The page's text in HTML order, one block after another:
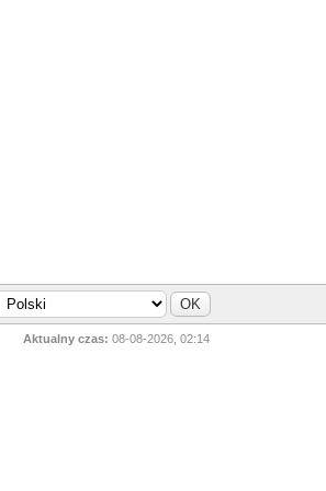
Aktualny czas: 08-08-2026, 02:14